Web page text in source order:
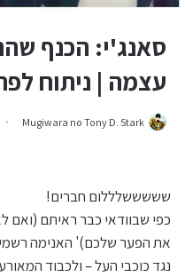
סאנג'י: הכנף
עצמה | ניתוח לפרק
Mugiwara no Tony D. Stark
שששששלללום חברים!
כפי שבוודאי כבר ראיתם (ואם
את הפער שלכם)' האנימה
נגד כוכבי העל – ולכבוד